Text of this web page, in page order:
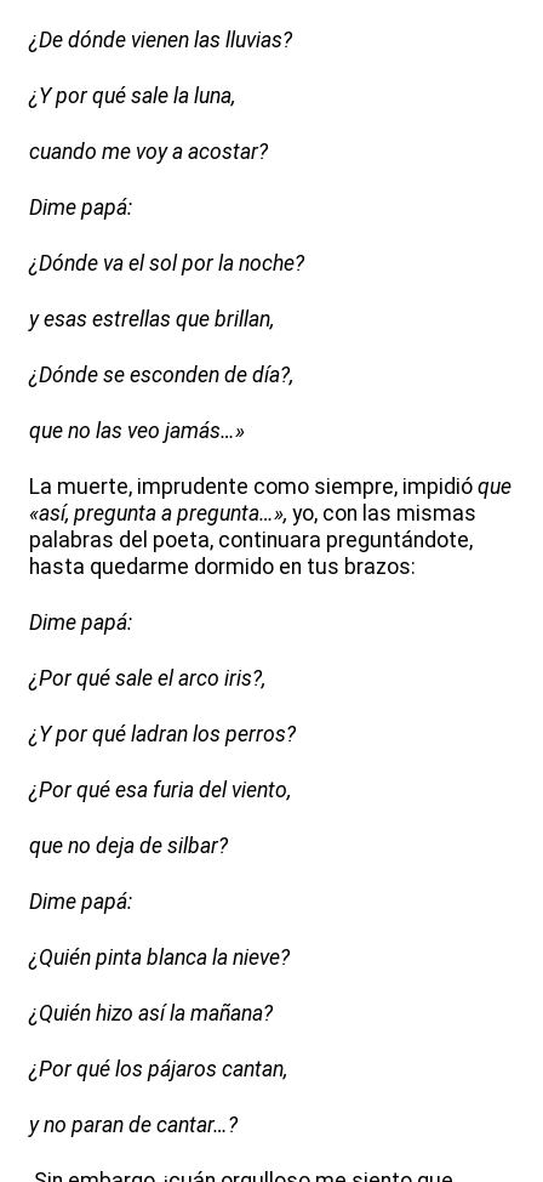
¿De dónde vienen las lluvias?
¿Y por qué sale la luna,
cuando me voy a acostar?
Dime papá:
¿Dónde va el sol por la noche?
y esas estrellas que brillan,
¿Dónde se esconden de día?,
que no las veo jamás…»
La muerte, imprudente como siempre, impidió que
«así, pregunta a pregunta…», yo, con las mismas
palabras del poeta, continuara preguntándote,
hasta quedarme dormido en tus brazos:
Dime papá:
¿Por qué sale el arco iris?,
¿Y por qué ladran los perros?
¿Por qué esa furia del viento,
que no deja de silbar?
Dime papá:
¿Quién pinta blanca la nieve?
¿Quién hizo así la mañana?
¿Por qué los pájaros cantan,
y no paran de cantar…?